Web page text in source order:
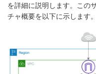
を詳細に説明します。この
チャ概要を以下に示します。